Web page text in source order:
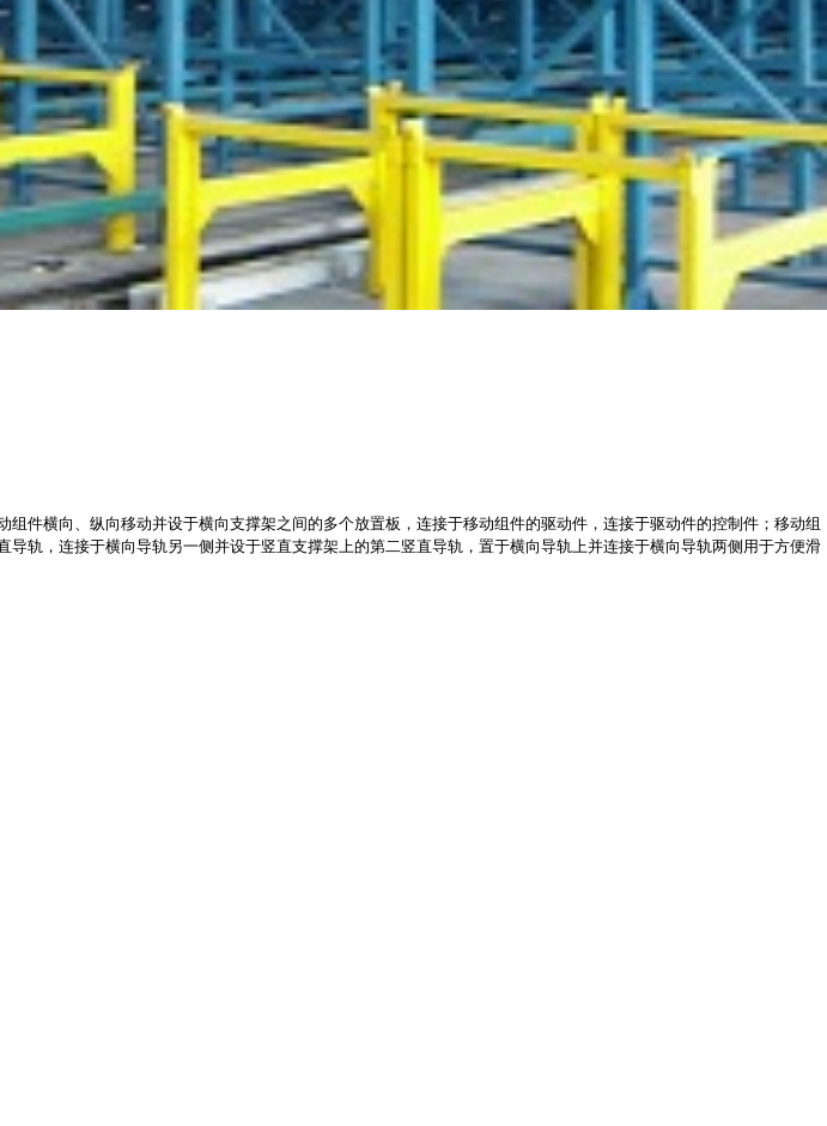
件横向、纵向移动并设于横向支撑架之间的多个放置板，连接于移动组件的驱动件，连接于驱动件的控制件；移动组
轨，连接于横向导轨另一侧并设于竖直支撑架上的第二竖直导轨，置于横向导轨上并连接于横向导轨两侧用于方便滑